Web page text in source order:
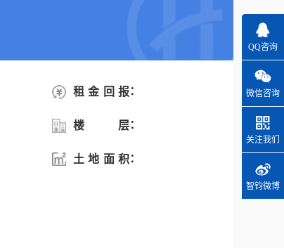
租金回报：
楼层：
土地面积：
QQ咨询
微信咨询
关注我们
智钧微博